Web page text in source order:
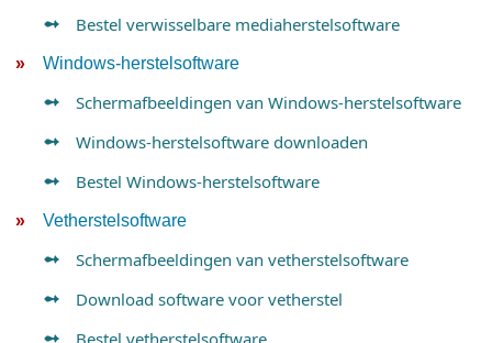
Bestel verwisselbare mediaherstelsoftware
Windows-herstelsoftware
Schermafbeeldingen van Windows-herstelsoftware
Windows-herstelsoftware downloaden
Bestel Windows-herstelsoftware
Vetherstelsoftware
Schermafbeeldingen van vetherstelsoftware
Download software voor vetherstel
Bestel vetherstelsoftware